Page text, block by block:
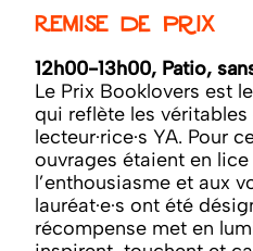
Remise de prix
12h00-13h00, Patio,
Le Prix Booklovers est
qui reflète les
lecteur·rice·s YA. Pour
ouvrages étaient en lice
l’enthousiasme et aux
lauréat·e·s ont été
récompense met en